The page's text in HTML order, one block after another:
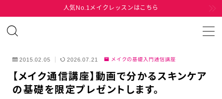
人気No.1メイクレッスンはこちら
MENU
MENU
2015.02.05 2026.07.21 メイクの基礎入門通信講座
【メイク通信講座】動画で分かるスキンケア
の基礎を限定プレゼントします。